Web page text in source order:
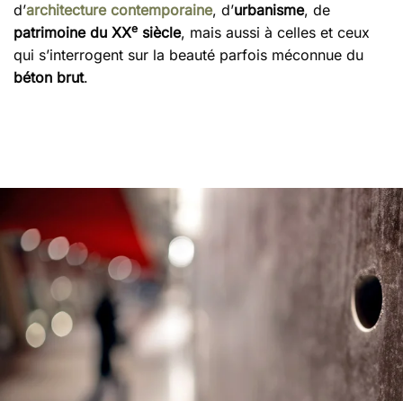
d’architecture contemporaine, d’urbanisme, de
patrimoine du XXe siècle, mais aussi à celles et ceux
qui s’interrogent sur la beauté parfois méconnue du
béton brut.